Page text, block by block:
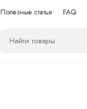
Полезные статьи FAQ